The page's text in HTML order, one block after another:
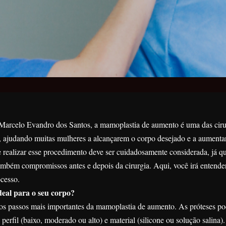
Evandro dos Santos, a mamoplastia de aumento é uma das
muitas mulheres a alcançarem o corpo desejado e a
esse procedimento deve ser cuidadosamente considerada, já
compromissos antes e depois da cirurgia. Aqui, você irá
para o seu corpo?
passos mais importantes da mamoplastia de aumento. As próteses
(baixo, moderado ou alto) e material (silicone ou solução